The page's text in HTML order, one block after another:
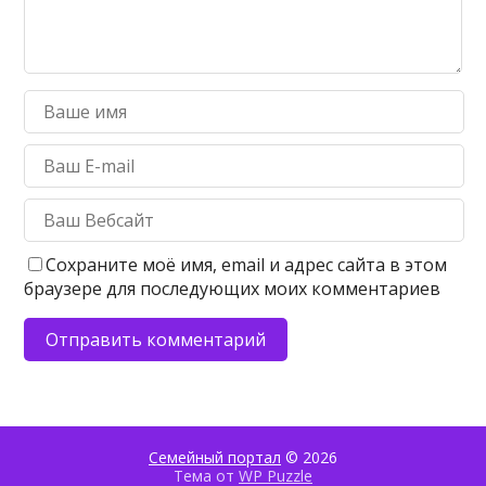
Сохраните моё имя, email и адрес сайта в этом
браузере для последующих моих комментариев
Семейный портал © 2026
Тема от WP Puzzle